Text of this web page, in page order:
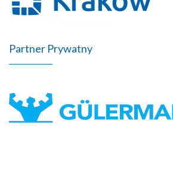
Partner Prywatny